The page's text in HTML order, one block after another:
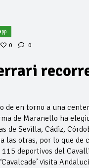
0 0
de en torno a una
de Maranello ha
de Sevilla, Cádiz,
las otras, por lo que
deportivos del
visita